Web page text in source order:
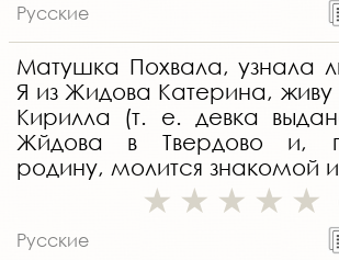
Русские
Матушка Похвала, узнала
Я из Жидова Катерина, живу
Кирилла (т. е. девка
Жйдова в Твердово и,
родину, молится знакомой
Русские